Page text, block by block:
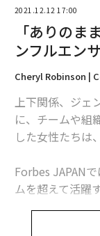
2021.12.12 17:00
「ありの
ンフルエン
Cheryl Robinson |
上下関係、ジェ
に、チームや組
した女性たちは
Forbes JAPAN
ムを超えて活躍
d Systems」を
ュー記事を連載